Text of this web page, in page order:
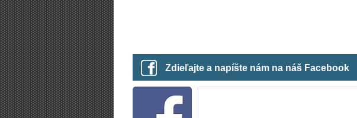
Zdieľajte a napíšte nám na náš Facebook